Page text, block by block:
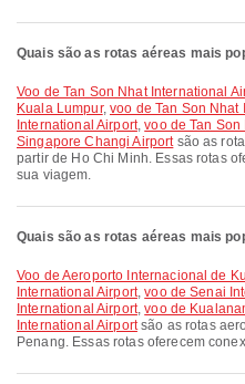
Quais são as rotas aéreas mais
voo de Tan Son Nhat International Airport para Aeroporto Internacional de
Kuala Lumpur, voo de Tan Son
International Airport,voo de Tan
Singapore Changi Airportsão as
partir de Ho Chi Minh. Essas rotas
sua viagem.
Quais são as rotas aéreas mais
voo de Aeroporto Internacional de Kuala Lumpur para Penang
International Airport,voo de Senai
International Airport,voo de
International Airportsão as rotas
Penang. Essas rotas oferecem